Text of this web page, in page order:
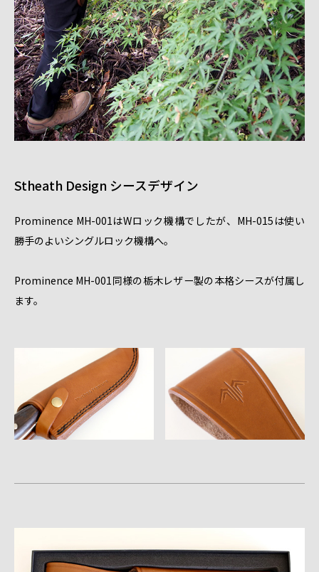
Stheath Design シースデザイン
Prominence MH-001はWロック機構でしたが、MH-015は使い
勝手のよいシングルロック機構へ。
Prominence MH-001同様の栃木レザー製の本格シースが付属し
ます。